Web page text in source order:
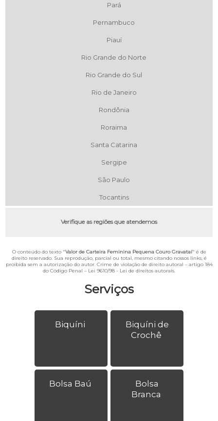
Serviços
Biquíni
Biquíni de
Crochê
Bolsa Baú
Bolsa
Branca
Pará
Pernambuco
Piauí
Rio Grande do Norte
Rio Grande do Sul
Rio de Janeiro
Rondônia
Roraima
Santa Catarina
Sergipe
São Paulo
Tocantins
Verifique as regiões que atendemos
O conteúdo do texto "Valor de Carteira Feminina Pequena Couro Gravataí" é de
direito reservado. Sua reprodução, parcial ou total, mesmo citando nossos links, é
proibida sem a autorização do autor. Crime de violação de direito autoral – artigo 184
do Código Penal – Lei 9610/98 - Lei de direitos autorais.